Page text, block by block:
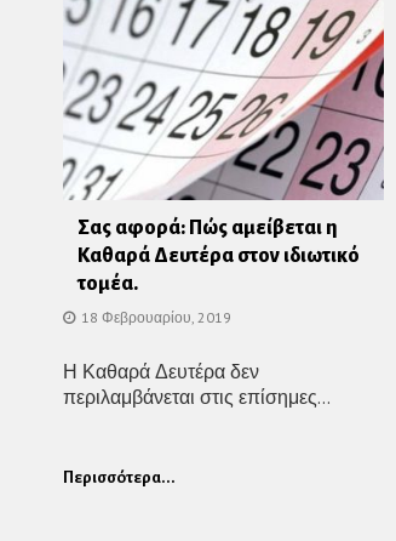
Σας αφορά: Πώς αμείβεται η
Καθαρά Δευτέρα στον ιδιωτικό
τομέα.
18 Φεβρουαρίου, 2019
Η Καθαρά Δευτέρα δεν
περιλαμβάνεται στις επίσημες...
Περισσότερα...